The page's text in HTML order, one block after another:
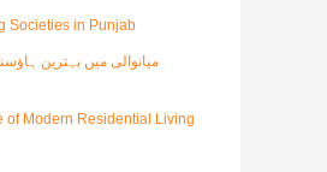
Societies in Punjab
میانوالی میں بہترین
of Modern Residential Living